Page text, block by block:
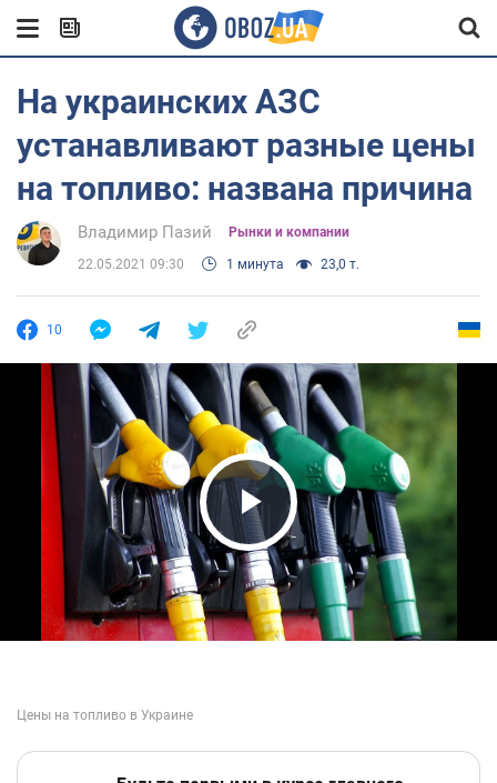
На украинских АЗС
устанавливают разные цены
на топливо: названа причина
Владимир Пазий Рынки и компании
22.05.2021 09:30 1 минута 23,0 т.
10
Play Video